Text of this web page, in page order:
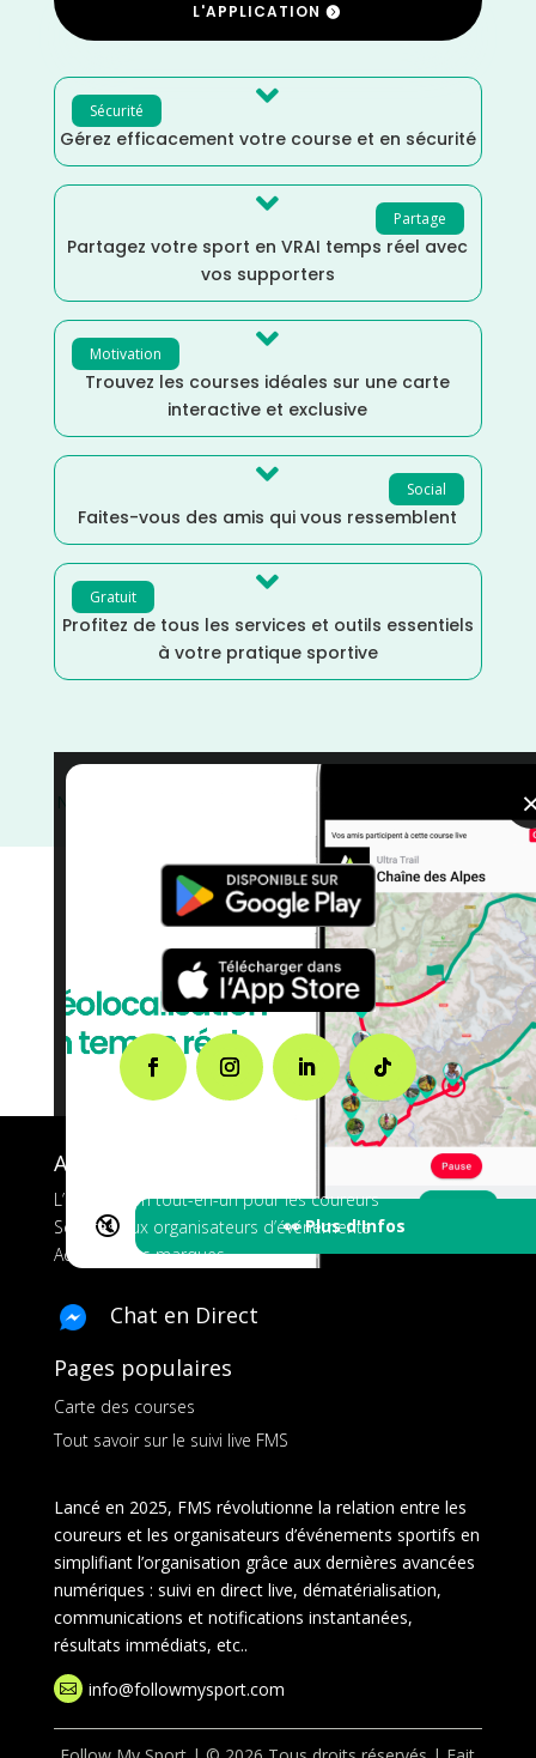
L'APPLICATION
Sécurité 
Gérez efficacement votre course et en sécurité
Partage

Partagez votre sport en VRAI temps réel avec
vos supporters
Motivation 
Trouvez les courses idéales sur une carte
interactive et exclusive
Social

Faites-vous des amis qui vous ressemblent
Gratuit 
Profitez de tous les services et outils essentiels
à votre pratique sportive
🔇 👀 Plus d'Infos
Nouvelle Aquitaine
Course à Pied/Août
A propos de FMS
L’application tout-en-un pour les coureurs
Services aux organisateurs d’événements
Ads pour les marques
Chat en Direct
Pages populaires
Carte des courses
Tout savoir sur le suivi live FMS
Lancé en 2025, FMS révolutionne la relation entre les
coureurs et les organisateurs d’événements sportifs en
simplifiant l’organisation grâce aux dernières avancées
numériques : suivi en direct live, dématérialisation,
communications et notifications instantanées,
résultats immédiats, etc..
 info@followmysport.com